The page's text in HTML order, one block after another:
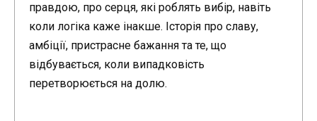
правдою, про серця, які роблять вибір, навіть
коли логіка каже інакше. Історія про славу,
амбіції, пристрасне бажання та те, що
відбувається, коли випадковість
перетворюється на долю.